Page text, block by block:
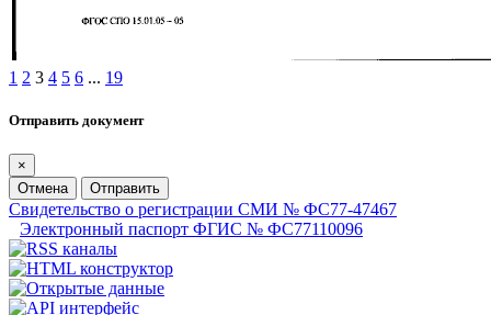
1 2 3 4 5 6 ... 19
Отправить документ
×
Отмена
Отправить
Свидетельство о регистрации СМИ № ФС77-47467
Электронный паспорт ФГИС № ФС77110096